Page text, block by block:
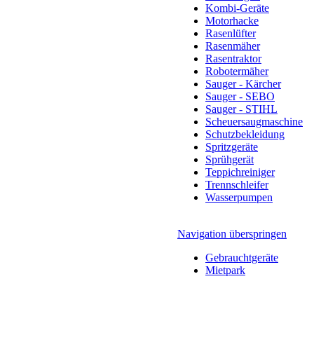
Kombi-Geräte
Motorhacke
Rasenlüfter
Rasenmäher
Rasentraktor
Robotermäher
Sauger - Kärcher
Sauger - SEBO
Sauger - STIHL
Scheuersaugmaschine
Schutzbekleidung
Spritzgeräte
Sprühgerät
Teppichreiniger
Trennschleifer
Wasserpumpen
Navigation überspringen
Gebrauchtgeräte
Mietpark